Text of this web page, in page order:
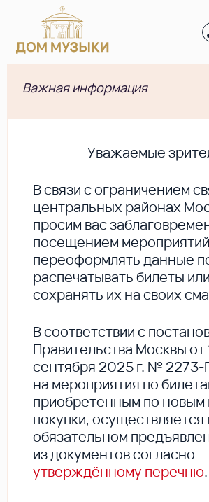
Важная информация
Уважаемые
В cвязи с ограничением
центральных районах
просим вас
посещением мероприятий
переоформлять данные
распечатывать билеты или
сохранять их на своих
В соответствии с
Правительства Москвы от
сентября 2025 г. №
на мероприятия по
приобретенным по новым
покупки, осуществляется
обязательном
из документов согласно
утверждённому перечню.